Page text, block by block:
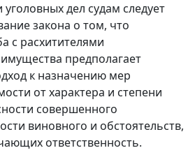
дел судам следует
закона о том, что
с расхитителями
предполагает
к назначению мер
от характера и степени
совершенного
виновного и обстоятельств,
ответственность.